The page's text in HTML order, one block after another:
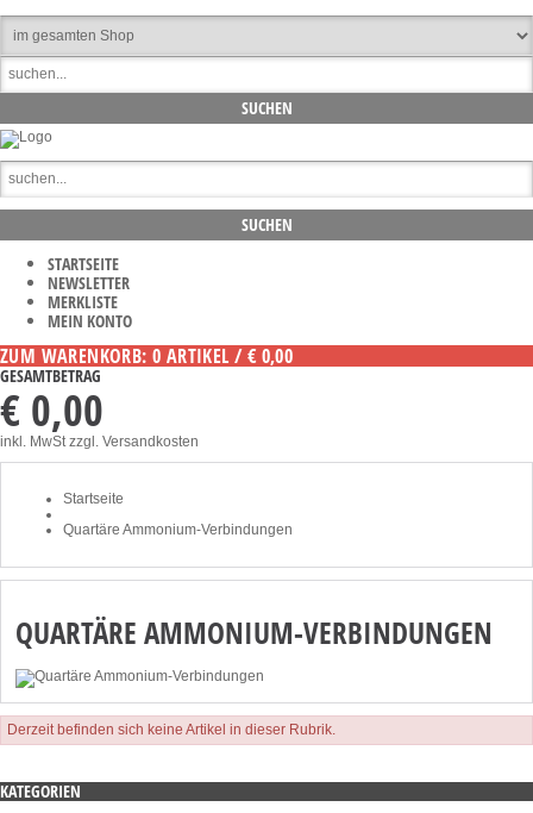
STARTSEITE
NEWSLETTER
MERKLISTE
MEIN KONTO
ZUM WARENKORB: 0 ARTIKEL / € 0,00
GESAMTBETRAG
€ 0,00
inkl. MwStzzgl. Versandkosten
Startseite
Quartäre Ammonium-Verbindungen
QUARTÄRE AMMONIUM-VERBINDUNGEN
Derzeit befinden sich keine Artikel in dieser Rubrik.
KATEGORIEN